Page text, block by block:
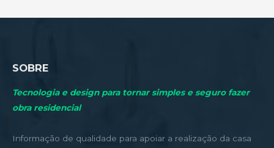
SOBRE
Tecnologia e design para tornar simples e seguro fazer
obra residencial
Informação de qualidade para apoiar a realização da casa